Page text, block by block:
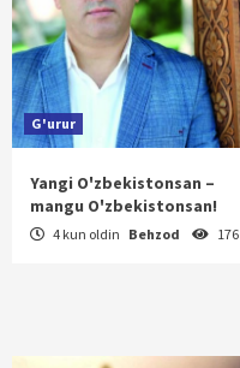
G'urur
Yangi O'zbekistonsan –
mangu O'zbekistonsan!
4 kun oldin Behzod 176